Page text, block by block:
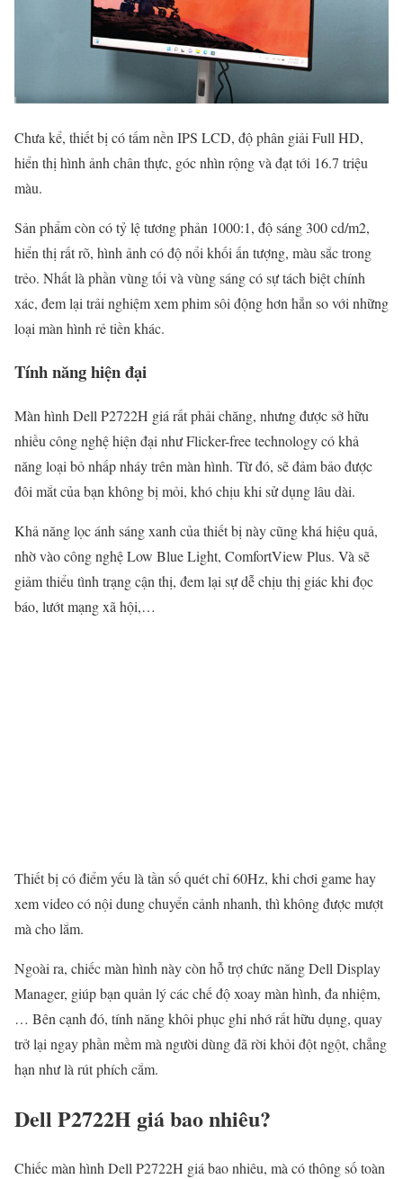
Chưa kể, thiết bị có tấm nền IPS LCD, độ phân giải Full HD,
hiển thị hình ảnh chân thực, góc nhìn rộng và đạt tới 16.7 triệu
màu.
Sản phẩm còn có tỷ lệ tương phản 1000:1, độ sáng 300 cd/m2,
hiển thị rất rõ, hình ảnh có độ nổi khối ấn tượng, màu sắc trong
trẻo. Nhất là phần vùng tối và vùng sáng có sự tách biệt chính
xác, đem lại trải nghiệm xem phim sôi động hơn hẳn so với những
loại màn hình rẻ tiền khác.
Tính năng hiện đại
Màn hình Dell P2722H giá rất phải chăng, nhưng được sở hữu
nhiều công nghệ hiện đại như Flicker-free technology có khả
năng loại bỏ nhấp nháy trên màn hình. Từ đó, sẽ đảm bảo được
đôi mắt của bạn không bị mỏi, khó chịu khi sử dụng lâu dài.
Khả năng lọc ánh sáng xanh của thiết bị này cũng khá hiệu quả,
nhờ vào công nghệ Low Blue Light, ComfortView Plus. Và sẽ
giảm thiểu tình trạng cận thị, đem lại sự dễ chịu thị giác khi đọc
báo, lướt mạng xã hội,…
Thiết bị có điểm yếu là tần số quét chỉ 60Hz, khi chơi game hay
xem video có nội dung chuyển cảnh nhanh, thì không được mượt
mà cho lắm.
Ngoài ra, chiếc màn hình này còn hỗ trợ chức năng Dell Display
Manager, giúp bạn quản lý các chế độ xoay màn hình, đa nhiệm,
… Bên cạnh đó, tính năng khôi phục ghi nhớ rất hữu dụng, quay
trở lại ngay phần mềm mà người dùng đã rời khỏi đột ngột, chẳng
hạn như là rút phích cắm.
Dell P2722H giá bao nhiêu?
Chiếc màn hình Dell P2722H giá bao nhiêu, mà có thông số toàn